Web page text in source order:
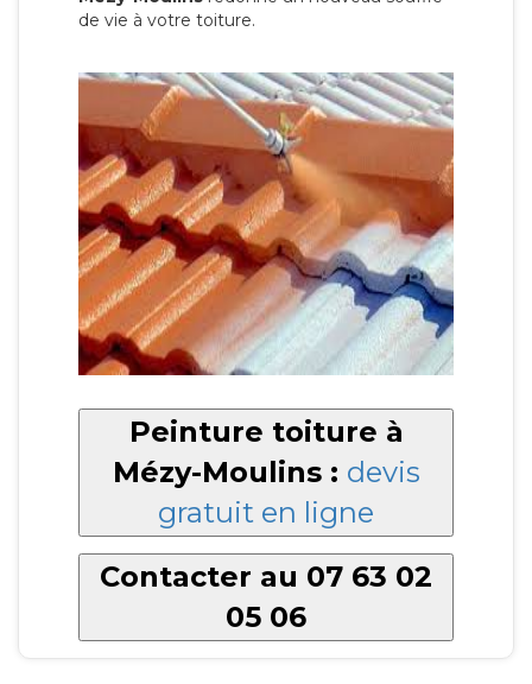
de vie à votre toiture.
Peinture toiture à
Mézy-Moulins : devis
gratuit en ligne
Contacter au 07 63 02
05 06